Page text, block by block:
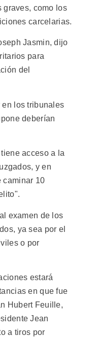
graves, como los
carcelarias.
Jasmin, dijo
para
del
los tribunales
deberían
acceso a la
y en
caminar 10
examen de los
ya sea por el
o por
estará
en que fue
Hubert Feuille,
Jean
a tiros por